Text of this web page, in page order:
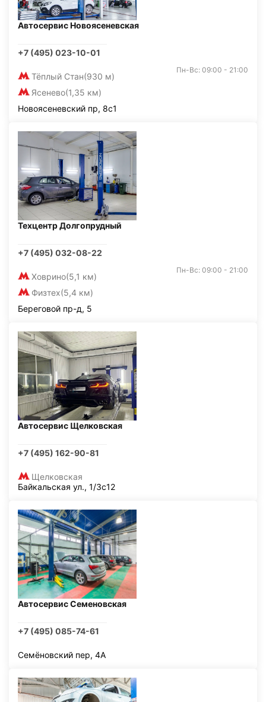
Автосервис Новоясеневская
+7 (495) 023-10-01
Тёплый Стан(930 м)
Ясенево(1,35 км)
Пн-Вс: 09:00 - 21:00
Новоясеневский пр, 8с1
Техцентр Долгопрудный
+7 (495) 032-08-22
Ховрино(5,1 км)
Физтех(5,4 км)
Пн-Вс: 09:00 - 21:00
Береговой пр-д, 5
Автосервис Щелковская
+7 (495) 162-90-81
Щелковская
Байкальская ул., 1/3с12
Автосервис Семеновская
+7 (495) 085-74-61
Семёновский пер, 4А